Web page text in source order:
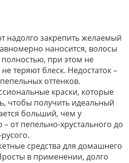
надолго закрепить желаемый
наносится, волосы
при этом не
теряют блеск. Недостаток –
оттенков.
краски, которые
чтобы получить идеальный
больший, чем у
от пепельно-хрустального до
средства для домашнего
в применении, долго